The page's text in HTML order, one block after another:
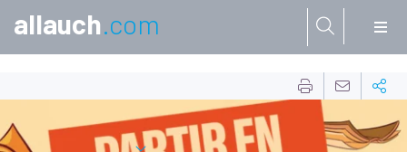
allauch.com
17
JUIN